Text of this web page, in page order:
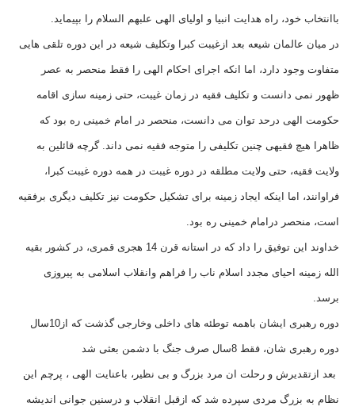
باانتخاب خود، راه هدایت انبیا و اولیای الهی علبهم السلام را بپیماید.
در میان عالمان شیعه بعد ازغیبت کبرا وتکلیف شیعه در این دوره تلقی هایی
متفاوت وجود دارد، اما انکه اجرای احکام الهی را فقط منحصر به عصر
ظهور نمی دانست و تکلیف فقیه در زمان غیبت، حتی زمینه سازی اقامه
حکومت الهی درحد توان می دانست، منحصر در امام خمینی ره بود که
ظاهرا هیچ فقیهی چنین تکلیفی را متوجه فقیه نمی داند. گرچه قائلین به
ولایت فقیه، حتی ولایت مطلقه در دوره غیبت در همه دوره غیبت کبرا،
فراوانند، اما اینکه ایجاد زمینه برای تشکیل حکومت نیز تکلیف دیگری برفقیه
است، منحصر درامام خمینی ره بود.
خداوند این توفیق را داد که در استانه قرن 14 هجری قمری، در کشور بقیه
الله زمینه احیای مجدد اسلام ناب را فراهم وانقلاب اسلامی به پیروزی
برسد.
دوره رهبری ایشان باهمه توطئه های داخلی وخارجی گذشت که از10سال
دوره رهبری شان، فقط 8سال صرف جنگ با دشمن بعثی شد
بعد ازتقدیرش و رحلت ان مرد بزرگ و بی نظیر، باعنایت الهی ، پرچم این
نظام به بزرگ مردی سپرده شد که ازقبل انقلاب و درسنین جوانی اندیشه